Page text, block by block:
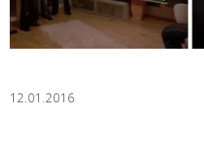
12.01.2016